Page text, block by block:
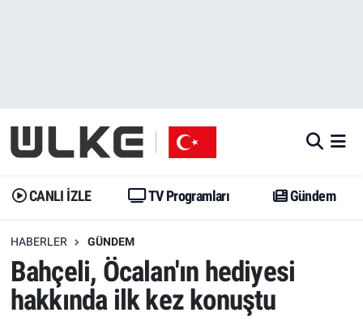
CANLI İZLE TV Programları Gündem
HABERLER GÜNDEM
Bahçeli, Öcalan'ın hediyesi
hakkında ilk kez konuştu
Gündem
Dünya
Erişim Bilgileri
Ekonomi
Gündem
Trend
Erişim Bilgileri
Spor
İstanbul Namaz Vakitleri
Trafik Durumu
Erişim Bilgileri
Tüm Manşetler